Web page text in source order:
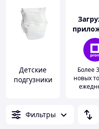
Детские
подгузники
Более
новых
Фильтры